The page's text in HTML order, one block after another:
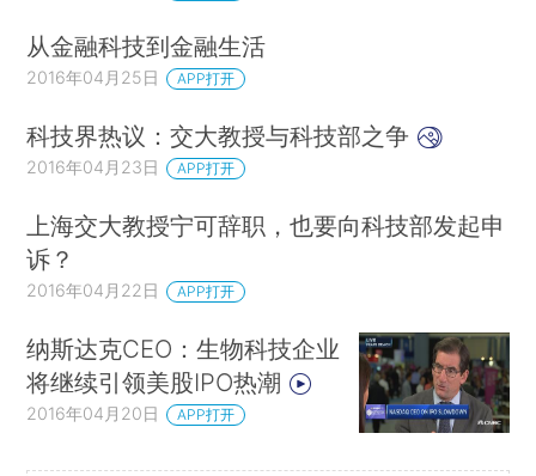
从金融科技到金融生活
2016年04月25日 APP打开
科技界热议：交大教授与科技部之争
2016年04月23日 APP打开
上海交大教授宁可辞职，也要向科技部发起申
诉？
2016年04月22日 APP打开
纳斯达克CEO：生物科技企业
将继续引领美股IPO热潮
2016年04月20日 APP打开